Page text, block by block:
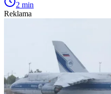
2 min
Reklama